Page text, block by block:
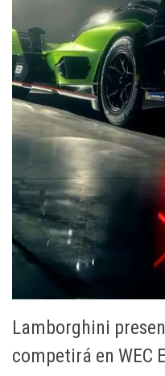
Lamborghini
competirá en WEC